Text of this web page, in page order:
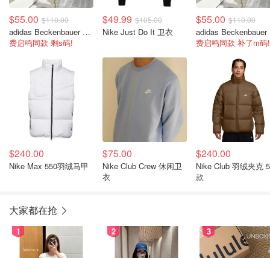
$55.00 $110.00
adidas Beckenbauer 复古夹克
费启鸣同款 剩s码!
$49.99 $105.00
Nike Just Do It 卫衣
$55.00 $110.00
费启鸣同款 补了m码!
$240.00
Nike Max 550羽绒马甲
$75.00
Nike Club Crew 休闲卫
衣
$240.00
Nike Club 羽绒夹克 550
款
大家都在抢
1 2 3